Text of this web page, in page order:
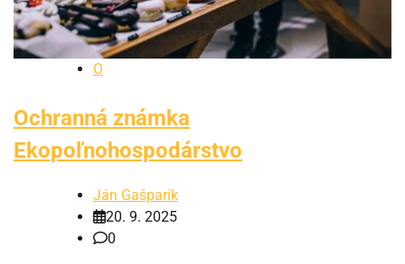
O
Ochranná známka
Ekopoľnohospodárstvo
Ján Gašparík
20. 9. 2025
0